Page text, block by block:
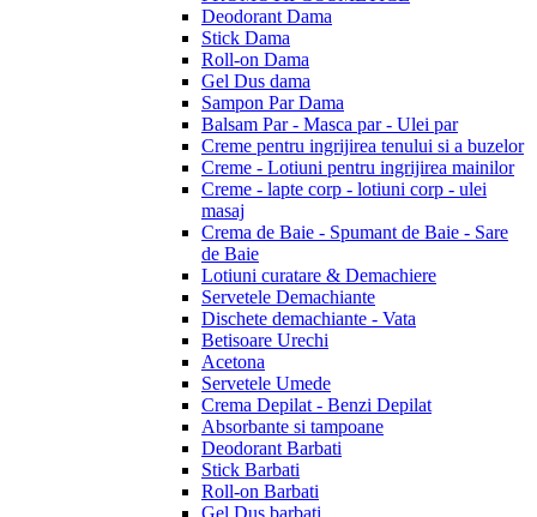
Deodorant Dama
Stick Dama
Roll-on Dama
Gel Dus dama
Sampon Par Dama
Balsam Par - Masca par - Ulei par
Creme pentru ingrijirea tenului si a buzelor
Creme - Lotiuni pentru ingrijirea mainilor
Creme - lapte corp - lotiuni corp - ulei
masaj
Crema de Baie - Spumant de Baie - Sare
de Baie
Lotiuni curatare & Demachiere
Servetele Demachiante
Dischete demachiante - Vata
Betisoare Urechi
Acetona
Servetele Umede
Crema Depilat - Benzi Depilat
Absorbante si tampoane
Deodorant Barbati
Stick Barbati
Roll-on Barbati